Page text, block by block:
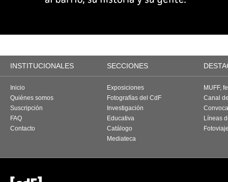
INSTITUCIONALES SECCIONES
Inicio
Quiénes somos
Suscripción
FAQ
Contacto
Exposiciones
Fotografías del CdF
Investigación
Educativa
Catálogo
Mediateca
MUFF,
Canal
Líneas